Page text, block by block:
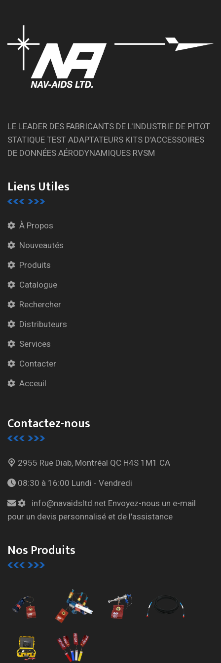
LE LEADER DES FABRICANTS DE L'INDUSTRIE DE PITOT
STATIQUE TEST ADAPTATEURS KITS D'ACCESSOIRES
DE DONNÉES AÉRODYNAMIQUES RVSM
Liens Utiles
À Propos
Nouveautés
Produits
Catalogue
Rechercher
Distributeurs
Services
Contacter
Acceuil
Contactez-nous
2955 Rue Diab, Montréal QC H4S 1M1 CA
08:30 à 16:00 Lundi - Vendredi
info@navaidsltd.net Envoyez-nous un e-mail
pour un devis personnalisé et de l'assistance
Nos Produits